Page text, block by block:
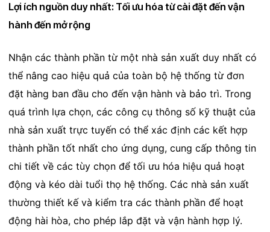
Lợi ích nguồn duy nhất: Tối ưu hóa từ cài đặt đến vận
hành đến mở rộng
Nhận các thành phần từ một nhà sản xuất duy nhất có
thể nâng cao hiệu quả của toàn bộ hệ thống từ đơn
đặt hàng ban đầu cho đến vận hành và bảo trì. Trong
quá trình lựa chọn, các công cụ thông số kỹ thuật của
nhà sản xuất trực tuyến có thể xác định các kết hợp
thành phần tốt nhất cho ứng dụng, cung cấp thông tin
chi tiết về các tùy chọn để tối ưu hóa hiệu quả hoạt
động và kéo dài tuổi thọ hệ thống. Các nhà sản xuất
thường thiết kế và kiểm tra các thành phần để hoạt
động hài hòa, cho phép lắp đặt và vận hành hợp lý.